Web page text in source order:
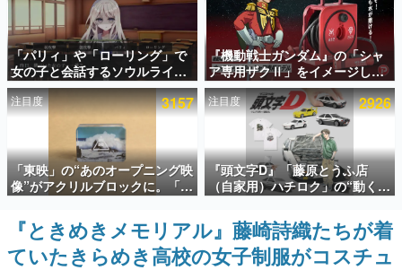
電ファミのいま読まれている記事ランキング
アプリセール情報
インタビュー
連載・特集一覧
殿堂入り記事
SNS拡散数が数千以上！ ページビュー数万以上！ などな
ど。多くの人々に読まれた、電ファミ渾身の“殿堂入り”記
事をまとめました。
ゲームの企画書
名作ゲームクリエイターの方々に製作時のエピソードをお
聞きし、ヒットする企画（ゲーム）とは何か？を探ってい
「パリィ」や「ローリング」で
女の子と会話するソウルライク
恋愛ゲーム『小早川さんはソウ
ルライク』無料公開。返事に失
敗すると「YOU DIED」
『機動戦士ガンダム』の「シャ
ア専用ザクⅡ」をイメージした
散水ホースリールが予約開始。
本体にはシャアのパーソナルマ
ークやジオン公国軍のエンブレ
ム、型式番号などを配置
注目度 3157
「東映」の“あのオープニング映
像”がアクリルブロックに。「東
映ヒストリカル グッズコレクシ
ョン」が8月下旬より発売
注目度 2926
『頭文字D』「藤原とうふ店
（自家用）ハチロク」の“動くテ
ィッシュケース”が買えるポップ
アップショップが開催へ。マン
ガの舞台である群馬の「イオン
モール高崎」にて、8月11日か
ら8月20日までの期間限定で開
『ときめきメモリアル』藤崎詩織たちが着
ていたきらめき高校の女子制服がコスチュ